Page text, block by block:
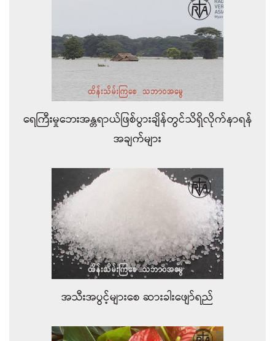
ရေကြီးမှုဘေးအန္တရာယ်ဖြစ်ပွားချိန်တွင်သိရှိလိုက်နာရန်
အချက်များ
အသီးအပွင့်များစေ ဆားခါးဖျော်ရည်